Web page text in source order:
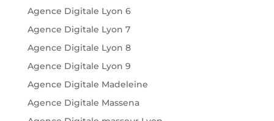
Agence Digitale Lyon 6
Agence Digitale Lyon 7
Agence Digitale Lyon 8
Agence Digitale Lyon 9
Agence Digitale Madeleine
Agence Digitale Massena